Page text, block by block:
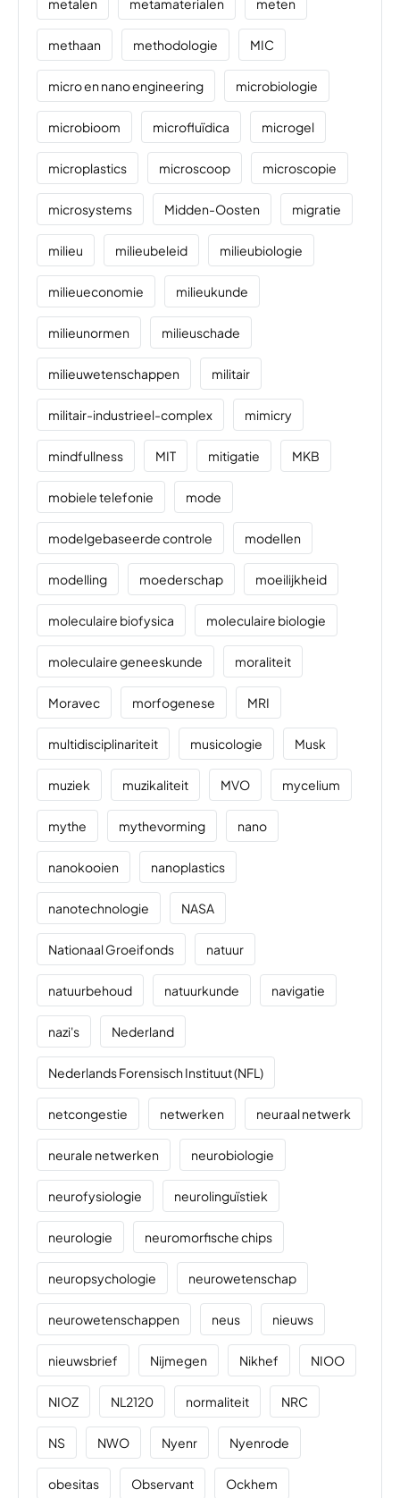
methaan methodologie MIC
micro en nano engineering microbiologie
microbioom microfluïdica microgel
microplastics microscoop microscopie
microsystems Midden-Oosten migratie
milieu milieubeleid milieubiologie
milieueconomie milieukunde
milieunormen milieuschade
milieuwetenschappen militair
militair-industrieel-complex mimicry
mindfullness MIT mitigatie MKB
mobiele telefonie mode
modelgebaseerde controle modellen
modelling moederschap moeilijkheid
moleculaire biofysica moleculaire biologie
moleculaire geneeskunde moraliteit
Moravec morfogenese MRI
multidisciplinariteit musicologie Musk
muziek muzikaliteit MVO mycelium
mythe mythevorming nano
nanokooien nanoplastics
nanotechnologie NASA
Nationaal Groeifonds natuur
natuurbehoud natuurkunde navigatie
nazi's Nederland
Nederlands Forensisch Instituut (NFL)
netcongestie netwerken neuraal netwerk
neurale netwerken neurobiologie
neurofysiologie neurolinguïstiek
neurologie neuromorfische chips
neuropsychologie neurowetenschap
neurowetenschappen neus nieuws
nieuwsbrief Nijmegen Nikhef NIOO
NIOZ NL2120 normaliteit NRC
NS NWO Nyenr Nyenrode
obesitas Observant Ockhem